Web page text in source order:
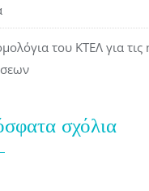
του ΚΤΕΛ για τις
σχόλια